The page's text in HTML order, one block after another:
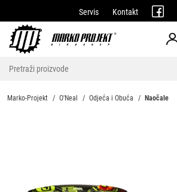
Servis Kontakt
Marko-Projekt O'Neal Odjeća i Obuća Naočale